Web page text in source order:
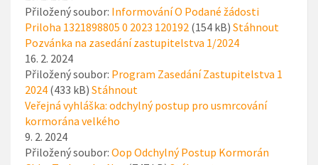
Přiložený soubor: Informování O Podané žádosti
Priloha 1321898805 0 2023 120192 (154 kB) Stáhnout
Pozvánka na zasedání zastupitelstva 1/2024
16. 2. 2024
Přiložený soubor: Program Zasedání Zastupitelstva 1
2024 (433 kB) Stáhnout
Veřejná vyhláška: odchylný postup pro usmrcování
kormorána velkého
9. 2. 2024
Přiložený soubor: Oop Odchylný Postup Kormorán